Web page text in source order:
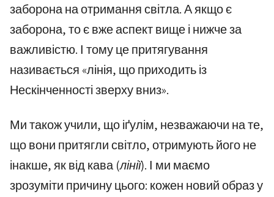
заборона на отримання світла. А якщо є
заборона, то є вже аспект вище і нижче за
важливістю. І тому це притягування
називається «лінія, що приходить із
Нескінченності зверху вниз».
Ми також учили, що іґулім, незважаючи на те,
що вони притягли світло, отримують його не
інакше, як від кава(лінії). І ми маємо
зрозуміти причину цього: кожен новий образ у